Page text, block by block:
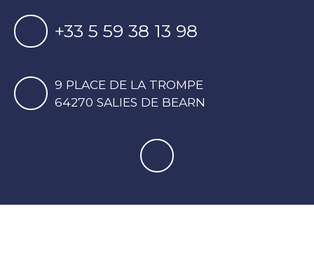
+33 5 59 38 13 98
9 PLACE DE LA TROMPE
64270 SALIES DE BEARN